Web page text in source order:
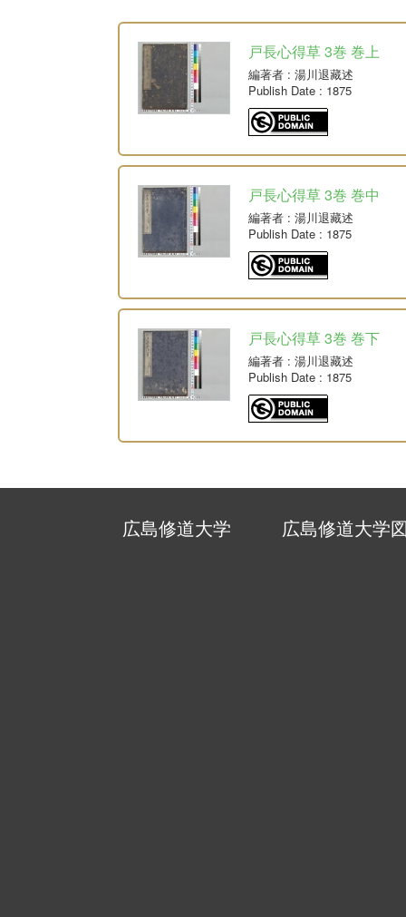
戸長心得草 3巻 巻上
編著者 : 湯川退藏述
Publish Date : 1875
戸長心得草 3巻 巻中
編著者 : 湯川退藏述
Publish Date : 1875
戸長心得草 3巻 巻下
編著者 : 湯川退藏述
Publish Date : 1875
広島修道大学 広島修道大学